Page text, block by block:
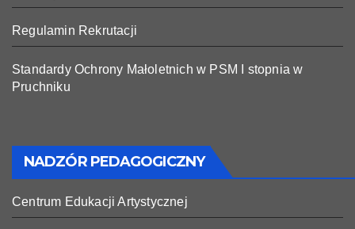
Regulamin Rekrutacji
Standardy Ochrony Małoletnich w PSM I stopnia w
Pruchniku
NADZÓR PEDAGOGICZNY
Centrum Edukacji Artystycznej